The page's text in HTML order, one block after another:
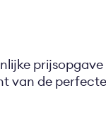
van de